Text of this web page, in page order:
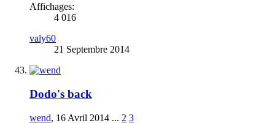
Affichages:
4 016
valy60
21 Septembre 2014
Dodo's back
wend, 16 Avril 2014 ... 2 3